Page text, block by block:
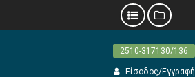
2510-317130/136
Είσοδος/Εγγραφή